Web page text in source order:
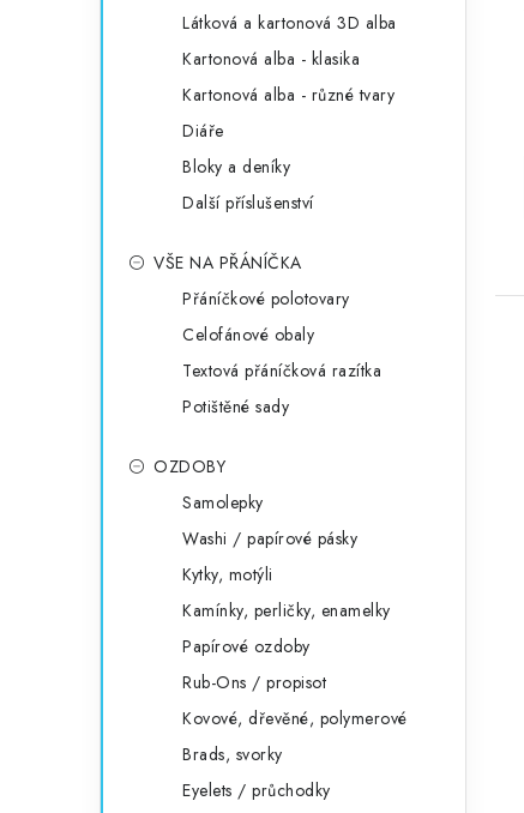
Látková a kartonová 3D alba
Kartonová alba - klasika
Kartonová alba - různé tvary
Diáře
Bloky a deníky
Další příslušenství
VŠE NA PŘÁNÍČKA
Přáníčkové polotovary
Celofánové obaly
Textová přáníčková razítka
Potištěné sady
OZDOBY
Samolepky
Washi / papírové pásky
Kytky, motýli
Kamínky, perličky, enamelky
Papírové ozdoby
Rub-Ons / propisot
Kovové, dřevěné, polymerové
Brads, svorky
Eyelets / průchodky